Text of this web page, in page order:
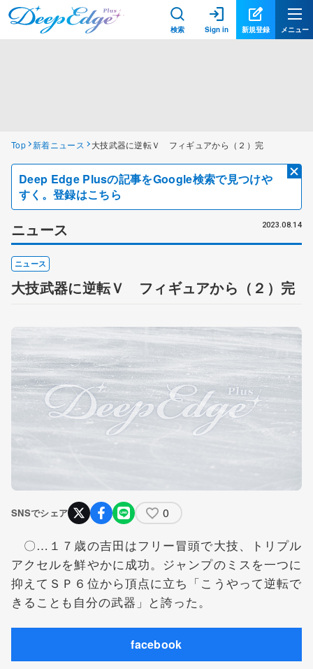
検索 Sign in 新規登録 メニュー
Top 新着ニュース 大技武器に逆転Ｖ フィギュアから（２）完
Deep Edge Plusの記事をGoogle検索で見つけや
すく。登録はこちら
ニュース 2023.08.14
ニュース
大技武器に逆転Ｖ フィギュアから（２）完
SNSでシェア 0
〇…１７歳の吉田はフリー冒頭で大技、トリプル
アクセルを鮮やかに成功。ジャンプのミスを一つに
抑えてＳＰ６位から頂点に立ち「こうやって逆転で
きることも自分の武器」と誇った。
facebook